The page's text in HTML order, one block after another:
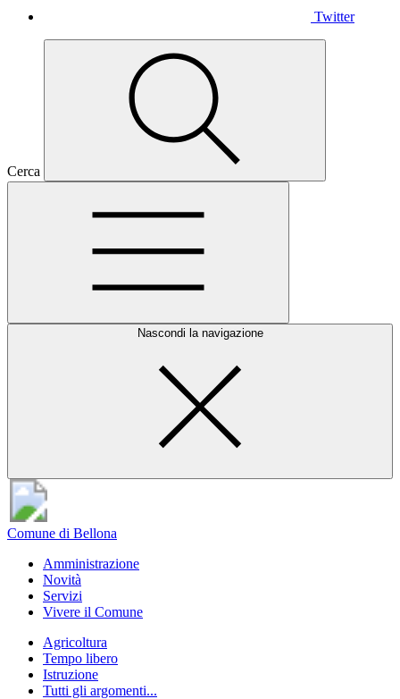
Twitter
Cerca
Nascondi la navigazione
Comune di Bellona
Amministrazione
Novità
Servizi
Vivere il Comune
Agricoltura
Tempo libero
Istruzione
Tutti gli argomenti...